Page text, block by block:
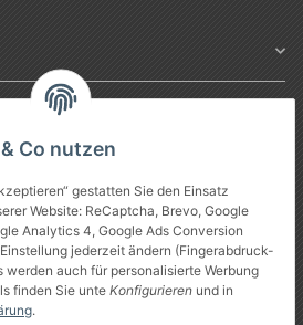
Co nutzen
gestatten Sie den Einsatz
Website: ReCaptcha, Brevo, Google
Analytics 4, Google Ads Conversion
jederzeit ändern (Fingerabdruck-
werden auch für personalisierte Werbung
finden Sie unte Konfigurieren und in
.